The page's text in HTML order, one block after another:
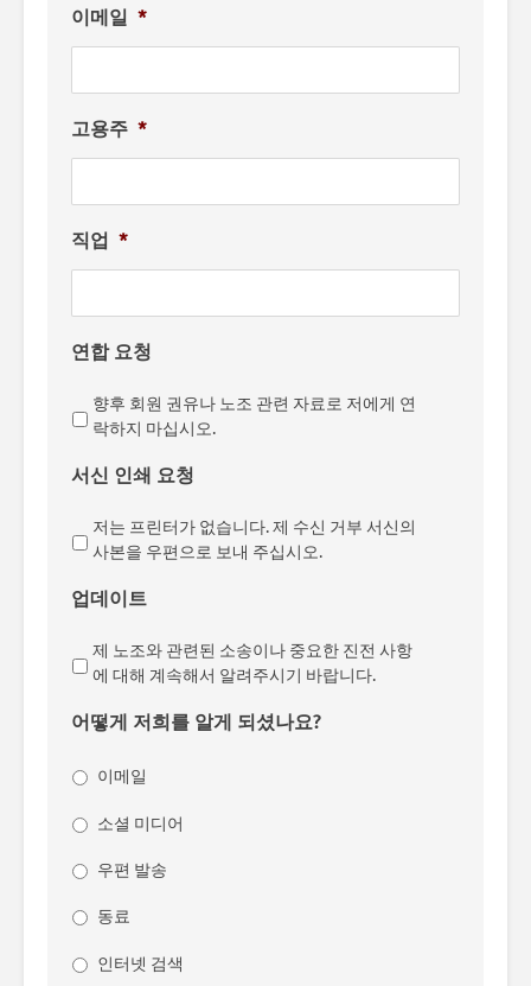
이메일 *
고용주 *
직업 *
연합 요청
향후 회원 권유나 노조 관련 자료로 저에게 연
락하지 마십시오.
서신 인쇄 요청
저는 프린터가 없습니다. 제 수신 거부 서신의
사본을 우편으로 보내 주십시오.
업데이트
제 노조와 관련된 소송이나 중요한 진전 사항
에 대해 계속해서 알려주시기 바랍니다.
어떻게 저희를 알게 되셨나요?
이메일
소셜 미디어
우편 발송
동료
인터넷 검색